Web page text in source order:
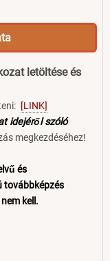
letöltése és
[LINK]
idejéről szóló
megkezdéséhez!
és
továbbképzés
kell.